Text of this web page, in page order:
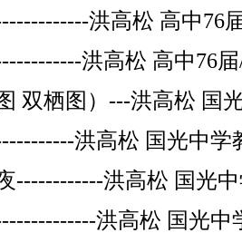
洪高松 高中76
洪高松 高中76
双栖图）---洪高松 国
洪高松 国光中学
------------洪高松 国光
洪高松 国光中